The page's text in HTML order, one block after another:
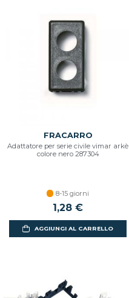
FRACARRO
Adattatore per serie civile vimar arkè
colore nero 287304
8-15 giorni
1,28 €
AGGIUNGI AL CARRELLO